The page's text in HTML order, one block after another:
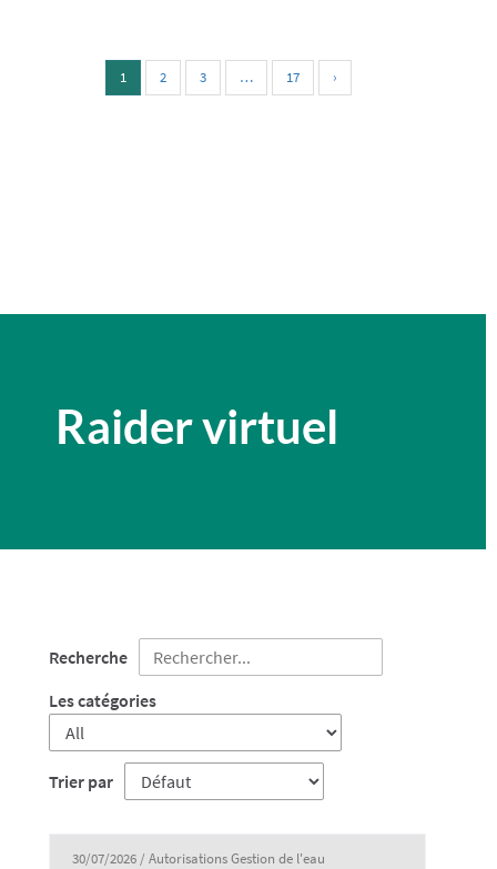
1 2 3 … 17 ›
Raider virtuel
Recherche
Les catégories
Trier par
30/07/2026/Autorisations Gestion de l'eau